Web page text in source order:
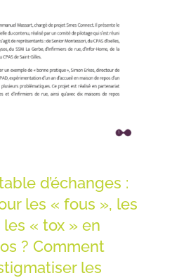
d’échanges :
les « fous », les
« tox » en
? Comment
les